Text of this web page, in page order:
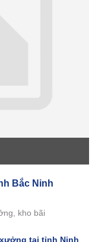
Bắc Ninh
kho bãi
tại tỉnh Ninh